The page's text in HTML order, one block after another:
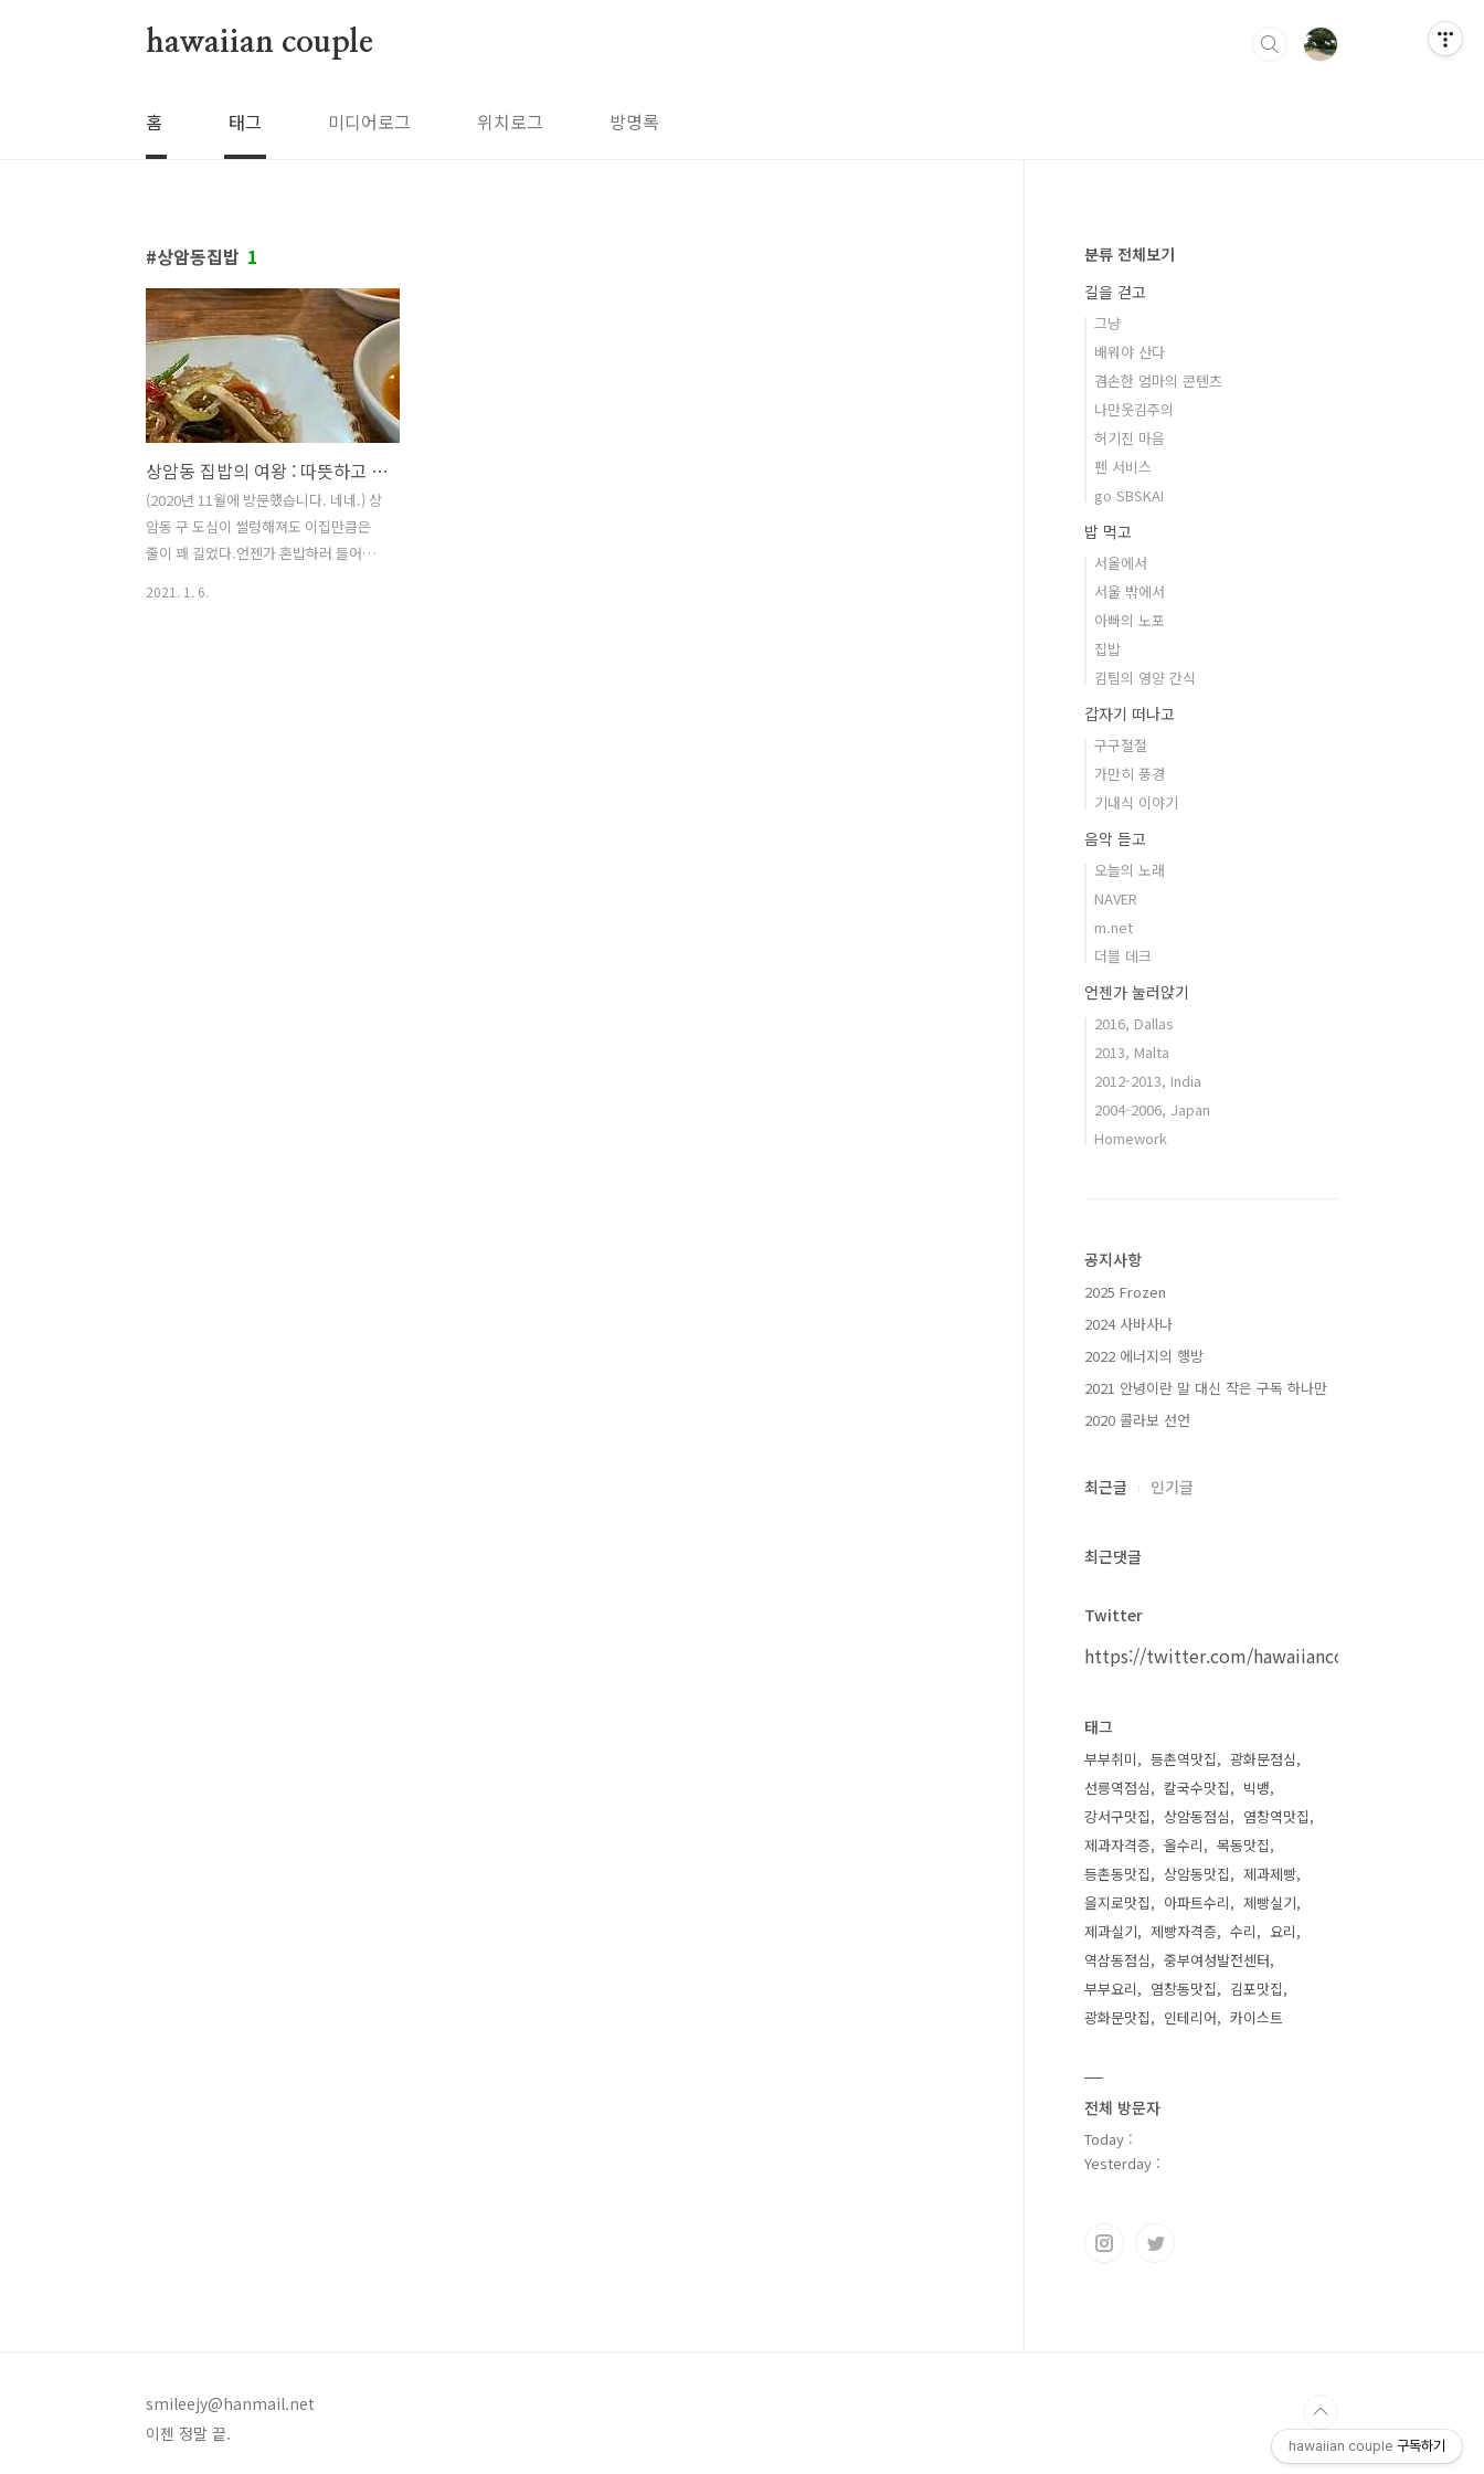
hawaiian couple
홈 태그 미디어로그 위치로그 방명록
상암동집밥 1
상암동 집밥의 여왕 : 따뜻하고 깔끔하고 간이 딱 맞는 반찬들
(2020년 11월에 방문했습니다. 네네.) 상
암동 구 도심이 썰렁해져도 이집만큼은
줄이 꽤 길었다.언젠가 혼밥하러 들어갔
2021. 1. 6.
분류 전체보기
길을 걷고
그냥
배워야 산다
겸손한 엄마의 콘텐츠
나만웃김주의
허기진 마음
펜 서비스
go SBSKAI
밥 먹고
서울에서
서울 밖에서
아빠의 노포
집밥
김팀의 영양 간식
갑자기 떠나고
구구절절
가만히 풍경
기내식 이야기
음악 듣고
오늘의 노래
NAVER
m.net
더블 데크
언젠가 눌러앉기
2016, Dallas
2013, Malta
2012-2013, India
2004-2006, Japan
Homework
공지사항
2025 Frozen
2024 사바사나
2022 에너지의 행방
2021 안녕이란 말 대신 작은 구독 하나만
2020 콜라보 선언
최근글 인기글
최근댓글
Twitter
https://twitter.com/hawaiiancouple
태그
부부취미 등촌역맛집
광화문점심
선릉역점심
칼국수맛집
빅뱅
강서구맛집
상암동점심
염창역맛집
제과자격증
올수리
목동맛집
등촌동맛집
상암동맛집
제과제빵
을지로맛집
아파트수리
제빵실기
제과실기
제빵자격증 수리
요리
역삼동점심
중부여성발전센터
부부요리
염창동맛집
김포맛집
광화문맛집
인테리어 카이스트
전체 방문자
Today :
Yesterday :
smileejy@hanmail.net
이젠 정말 끝.
hawaiian couple 구독하기